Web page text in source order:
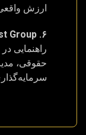
ارزش واقعی
۶. Uinvest Group چگونه می‌تواند کمک کند؟
راهنمایی
حقوقی،